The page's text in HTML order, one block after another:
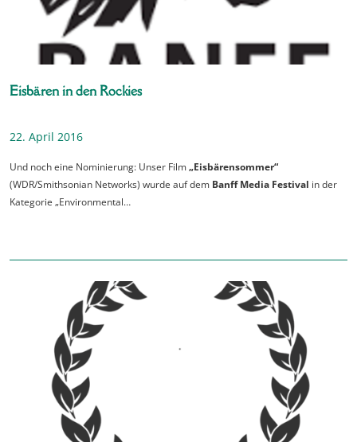
Eisbären in den Rockies
22. April 2016
Und noch eine Nominierung: Unser Film„Eisbärensommer“
(WDR/Smithsonian Networks) wurde auf dem Banff Media Festival in der
Kategorie „Environmental…